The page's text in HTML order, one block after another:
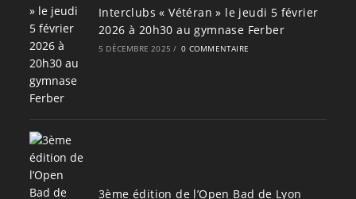
Interclubs « Vétéran » le jeudi 5 février
2026 à 20h30 au gymnase Ferber
5 DÉCEMBRE 2025 / 0 COMMENTAIRE
3ème édition de l’Open Bad de Lyon